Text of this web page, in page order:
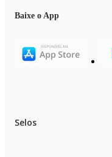
Baixe o App
Selos